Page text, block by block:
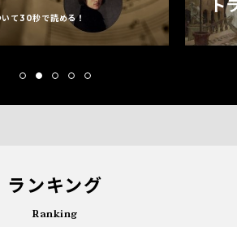
て30秒で読める！
ト
ランキング
Ranking